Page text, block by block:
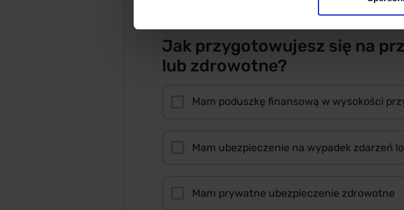
Jak przygotowujesz się na
lub zdrowotne?
Mam poduszkę finansową w wysokości
Mam ubezpieczenie na wypadek zdarzeń
Mam prywatne ubezpieczenie zdrowotne